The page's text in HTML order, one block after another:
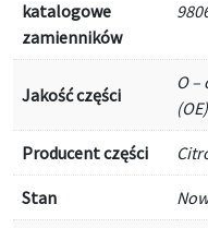
katalogowe
zamienników
Jakość części
O
(OE)
Producent części
Stan